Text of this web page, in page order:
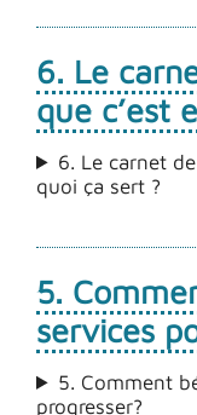
6. Le
que c’est
6. Le carnet
quoi ça sert ?
5.
services
5. Comment
progresser?